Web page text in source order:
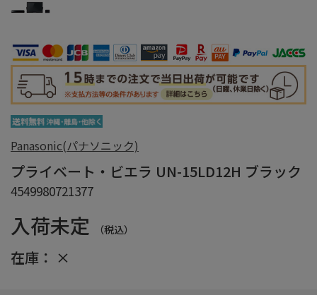
Panasonic(パナソニック)
プライベート・ビエラ UN-15LD12H ブラック
4549980721377
入荷未定 （税込）
在庫： ×